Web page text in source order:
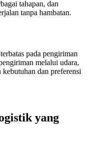
tahapan, dan
tanpa hambatan.
pada pengiriman
melalui udara,
kebutuhan dan preferensi
yang